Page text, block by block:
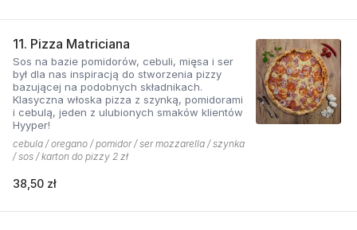
11. Pizza Matriciana
Sos na bazie pomidorów, cebuli, mięsa i ser
był dla nas inspiracją do stworzenia pizzy
bazującej na podobnych składnikach.
Klasyczna włoska pizza z szynką, pomidorami
i cebulą, jeden z ulubionych smaków klientów
Hyyper!
cebula / oregano / pomidor / ser mozzarella / szynka
/ sos / karton do pizzy 2 zł
38,50 zł